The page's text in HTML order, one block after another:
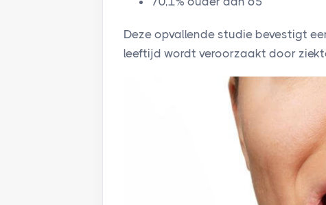
Deze opvallende studie bevestigt
leeftijd wordt veroorzaakt door